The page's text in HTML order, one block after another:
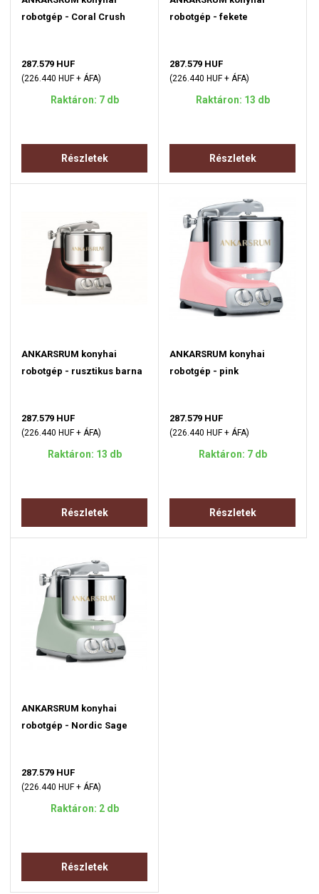
robotgép - Coral Crush
287.579 HUF
(226.440 HUF + ÁFA)
Raktáron: 7 db
Részletek
robotgép - fekete
287.579 HUF
(226.440 HUF + ÁFA)
Raktáron: 13 db
Részletek
ANKARSRUM konyhai
robotgép - rusztikus barna
287.579 HUF
(226.440 HUF + ÁFA)
Raktáron: 13 db
Részletek
ANKARSRUM konyhai
robotgép - pink
287.579 HUF
(226.440 HUF + ÁFA)
Raktáron: 7 db
Részletek
ANKARSRUM konyhai
robotgép - Nordic Sage
287.579 HUF
(226.440 HUF + ÁFA)
Raktáron: 2 db
Részletek